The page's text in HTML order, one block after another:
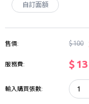
自訂面額
售價: $ 100
服務費: $ 13
輸入購買張數: